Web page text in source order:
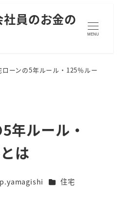
員のお金の
MENU
ローンの5年ルール・125％ルー
年ルール・
は
カテゴリー
住宅